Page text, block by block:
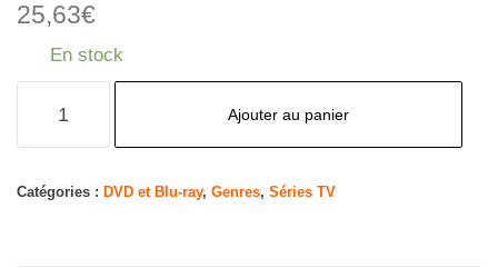
25,63€
En stock
AS
Ajouter au panier
Catégories : DVD et Blu-ray, Genres, Séries TV